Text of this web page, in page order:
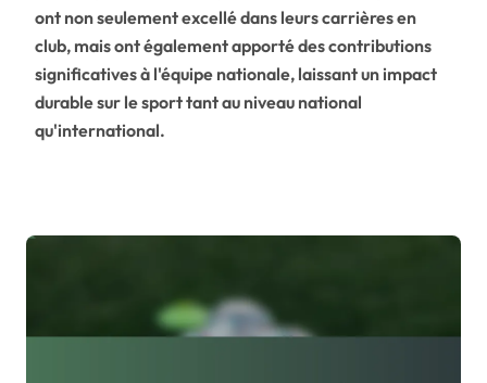
ont non seulement excellé dans leurs carrières en
club, mais ont également apporté des contributions
significatives à l'équipe nationale, laissant un impact
durable sur le sport tant au niveau national
qu'international.